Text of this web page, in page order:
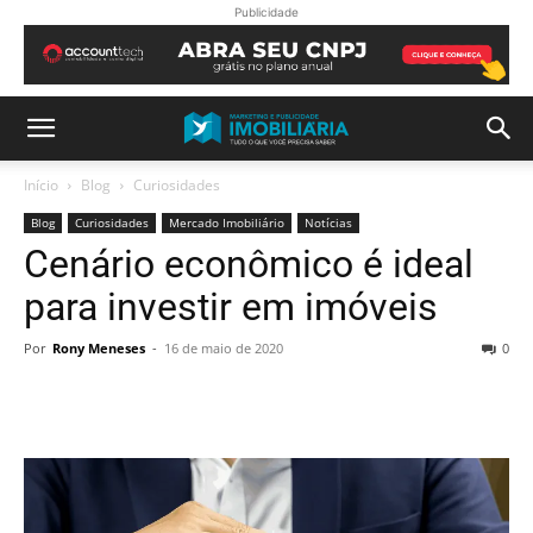
Publicidade
Início Blog Curiosidades
Blog Curiosidades Mercado Imobiliário Notícias
Cenário econômico é ideal
para investir em imóveis
Por Rony Meneses - 16 de maio de 2020 0